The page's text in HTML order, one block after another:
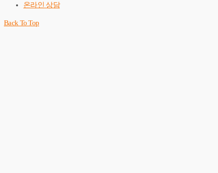
온라인 상담
Back To Top